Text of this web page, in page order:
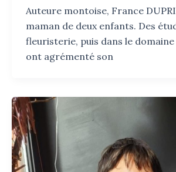
Auteure montoise, France
maman de deux enfants. Des
fleuristerie, puis dans le domaine
ont agrémenté son